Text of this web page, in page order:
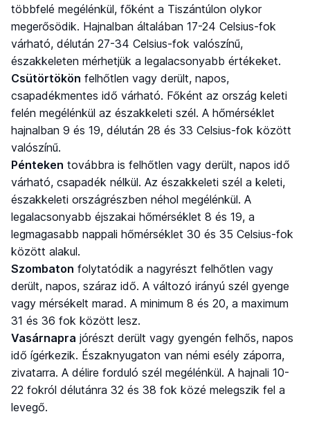
többfelé megélénkül, főként a Tiszántúlon olykor
megerősödik. Hajnalban általában 17-24 Celsius-fok
várható, délután 27-34 Celsius-fok valószínű,
északkeleten mérhetjük a legalacsonyabb értékeket.
Csütörtökön felhőtlen vagy derült, napos,
csapadékmentes idő várható. Főként az ország keleti
felén megélénkül az északkeleti szél. A hőmérséklet
hajnalban 9 és 19, délután 28 és 33 Celsius-fok között
valószínű.
Pénteken továbbra is felhőtlen vagy derült, napos idő
várható, csapadék nélkül. Az északkeleti szél a keleti,
északkeleti országrészben néhol megélénkül. A
legalacsonyabb éjszakai hőmérséklet 8 és 19, a
legmagasabb nappali hőmérséklet 30 és 35 Celsius-fok
között alakul.
Szombaton folytatódik a nagyrészt felhőtlen vagy
derült, napos, száraz idő. A változó irányú szél gyenge
vagy mérsékelt marad. A minimum 8 és 20, a maximum
31 és 36 fok között lesz.
Vasárnapra jórészt derült vagy gyengén felhős, napos
idő ígérkezik. Északnyugaton van némi esély záporra,
zivatarra. A délire forduló szél megélénkül. A hajnali 10-
22 fokról délutánra 32 és 38 fok közé melegszik fel a
levegő.